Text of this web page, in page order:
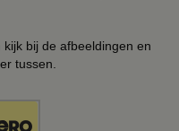
bij de afbeeldingen en
tussen.